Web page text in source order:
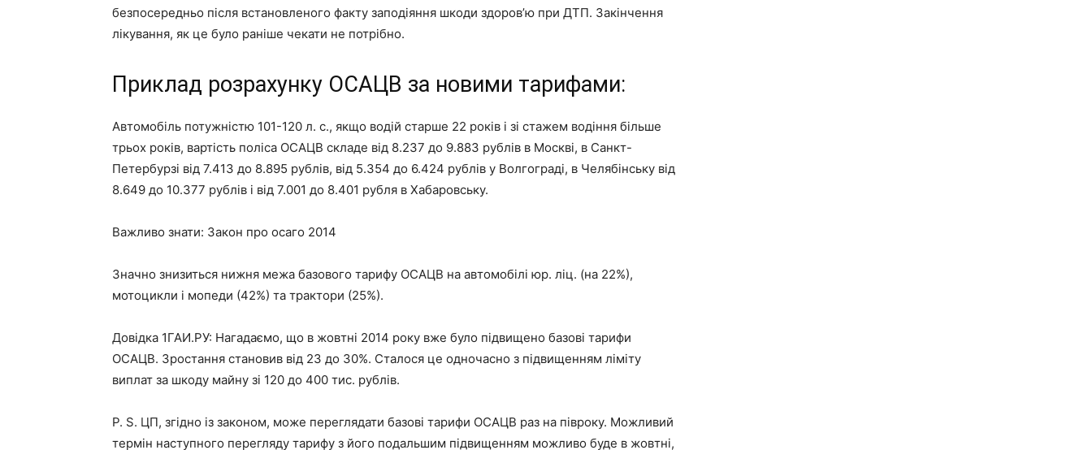
безпосередньо після встановленого факту заподіяння шкоди здоров’ю при ДТП. Закінчення
лікування, як це було раніше чекати не потрібно.
Приклад розрахунку ОСАЦВ за новими тарифами:
Автомобіль потужністю 101-120 л. с., якщо водій старше 22 років і зі стажем водіння більше
трьох років, вартість поліса ОСАЦВ складе від 8.237 до 9.883 рублів в Москві, в Санкт-
Петербурзі від 7.413 до 8.895 рублів, від 5.354 до 6.424 рублів у Волгограді, в Челябінську від
8.649 до 10.377 рублів і від 7.001 до 8.401 рубля в Хабаровську.
Важливо знати: Закон про осаго 2014
Значно знизиться нижня межа базового тарифу ОСАЦВ на автомобілі юр. ліц. (на 22%),
мотоцикли і мопеди (42%) та трактори (25%).
Довідка 1ГАИ.РУ: Нагадаємо, що в жовтні 2014 року вже було підвищено базові тарифи
ОСАЦВ. Зростання становив від 23 до 30%. Сталося це одночасно з підвищенням ліміту
виплат за шкоду майну зі 120 до 400 тис. рублів.
P. S. ЦП, згідно із законом, може переглядати базові тарифи ОСАЦВ раз на півроку. Можливий
термін наступного перегляду тарифу з його подальшим підвищенням можливо буде в жовтні,